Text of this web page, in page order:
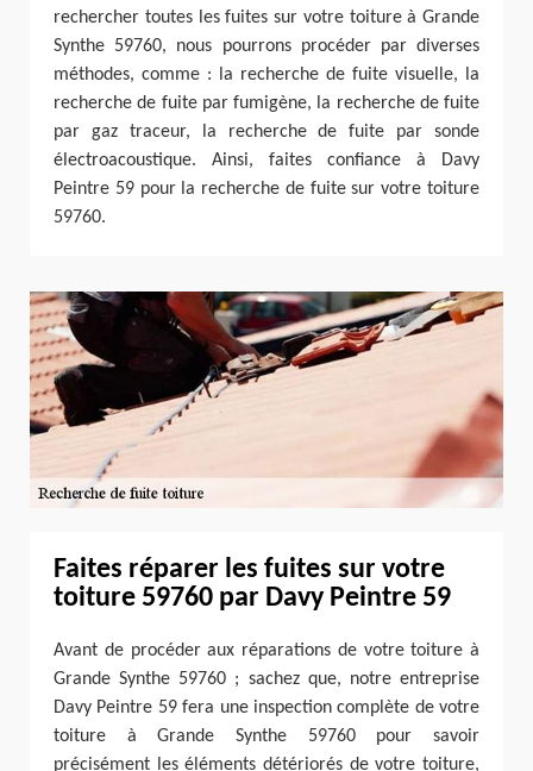
rechercher toutes les fuites sur votre toiture à Grande
Synthe 59760, nous pourrons procéder par diverses
méthodes, comme : la recherche de fuite visuelle, la
recherche de fuite par fumigène, la recherche de fuite
par gaz traceur, la recherche de fuite par sonde
électroacoustique. Ainsi, faites confiance à Davy
Peintre 59 pour la recherche de fuite sur votre toiture
59760.
Faites réparer les fuites sur votre
toiture 59760 par Davy Peintre 59
Avant de procéder aux réparations de votre toiture à
Grande Synthe 59760 ; sachez que, notre entreprise
Davy Peintre 59 fera une inspection complète de votre
toiture à Grande Synthe 59760 pour savoir
précisément les éléments détériorés de votre toiture,